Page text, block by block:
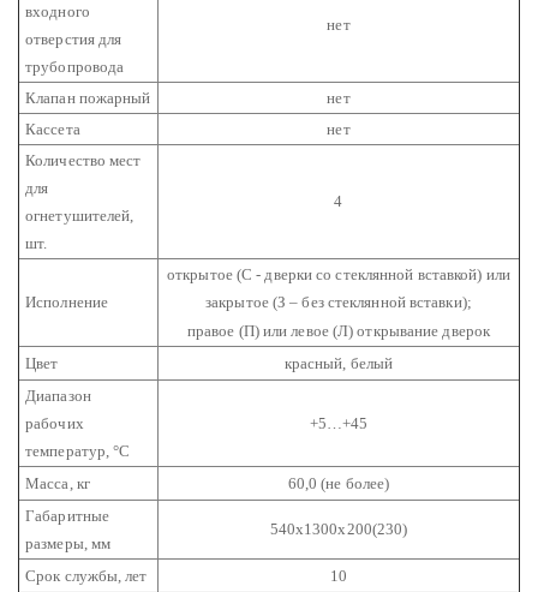
входного
отверстия для
трубопровода
нет
Клапан пожарный
нет
Кассета
нет
Количество мест
для
огнетушителей,
шт.
4
Исполнение
открытое (С - дверки со стеклянной вставкой) или
закрытое (З – без стеклянной вставки);
правое (П) или левое (Л) открывание дверок
Цвет
красный, белый
Диапазон
рабочих
температур, °С
+5…+45
Масса, кг
60,0 (не более)
Габаритные
размеры, мм
540х1300х200(230)
Срок службы, лет 10